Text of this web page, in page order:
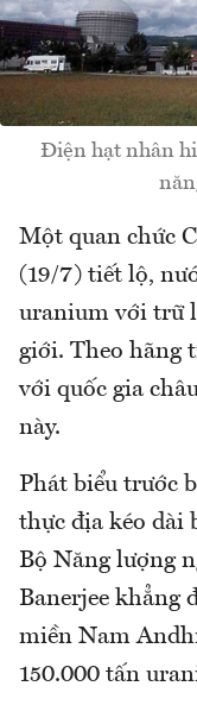
Điện hạt nhân
Một quan chức
(19/7) tiết lộ,
uranium với trữ
giới. Theo hãng
với quốc gia
này.
Phát biểu trước
thực địa kéo dài
Bộ Năng lượng
Banerjee khẳng
miền Nam
150.000 tấn